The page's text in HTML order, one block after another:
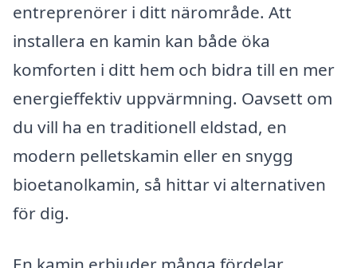
entreprenörer i ditt närområde. Att
installera en kamin kan både öka
komforten i ditt hem och bidra till en mer
energieffektiv uppvärmning. Oavsett om
du vill ha en traditionell eldstad, en
modern pelletskamin eller en snygg
bioetanolkamin, så hittar vi alternativen
för dig.